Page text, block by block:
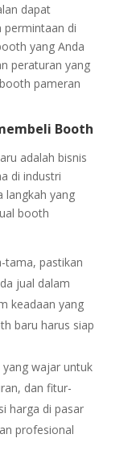
dapat
permintaan di
yang Anda
peraturan yang
pameran
Booth
adalah bisnis
di industri
langkah yang
booth
tama, pastikan
jual dalam
keadaan yang
baru harus siap
wajar untuk
dan fitur-
harga di pasar
profesional